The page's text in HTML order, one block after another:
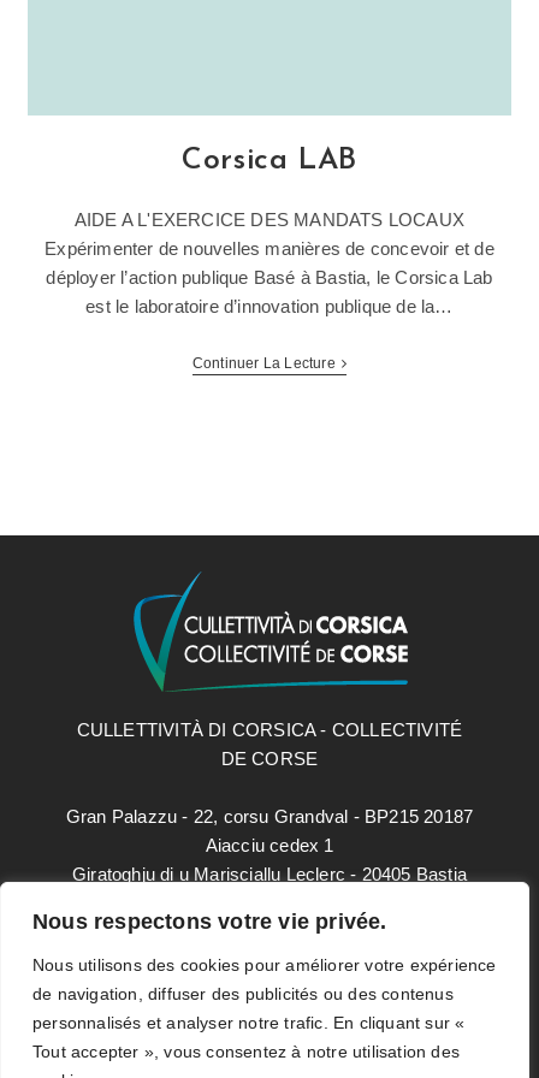
Nous respectons votre vie privée.
Nous utilisons des cookies pour améliorer votre expérience
de navigation, diffuser des publicités ou des contenus
personnalisés et analyser notre trafic. En cliquant sur «
Tout accepter », vous consentez à notre utilisation des
Corsica LAB
AIDE A L'EXERCICE DES MANDATS LOCAUX
Expérimenter de nouvelles manières de concevoir et de
déployer l’action publique Basé à Bastia, le Corsica Lab
est le laboratoire d’innovation publique de la…
Continuer La Lecture
CULLETTIVITÀ DI CORSICA - COLLECTIVITÉ
DE CORSE
Gran Palazzu - 22, corsu Grandval - BP215 20187
Aiacciu cedex 1
Giratoghju di u Marisciallu Leclerc - 20405 Bastia
paesidei@isula.corsica
Mentions légales